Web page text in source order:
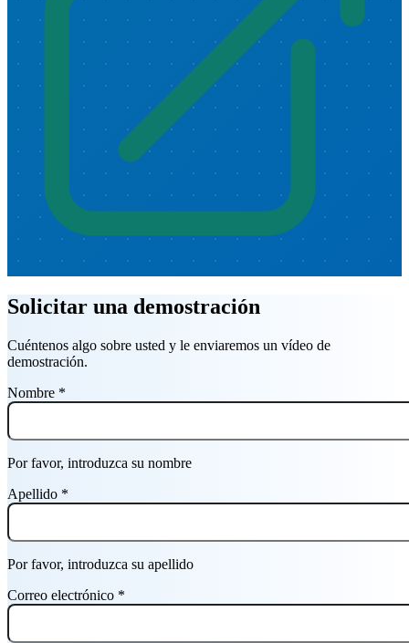
Solicitar una demostración
Cuéntenos algo sobre usted y le enviaremos un vídeo de
demostración.
Nombre *
Por favor, introduzca su nombre
Apellido *
Por favor, introduzca su apellido
Correo electrónico *